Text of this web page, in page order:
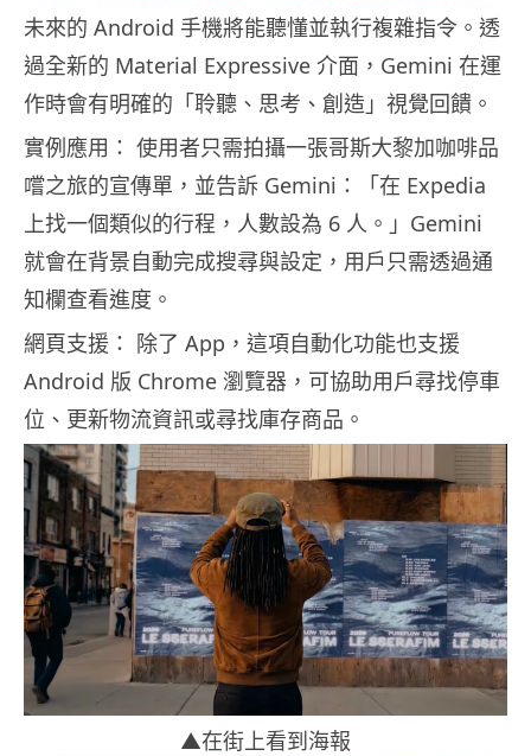
未來的 Android 手機將能聽懂並執行複雜指令。透
過全新的 Material Expressive 介面，Gemini 在運
作時會有明確的「聆聽、思考、創造」視覺回饋。
實例應用： 使用者只需拍攝一張哥斯大黎加咖啡品
嚐之旅的宣傳單，並告訴 Gemini：「在 Expedia
上找一個類似的行程，人數設為 6 人。」Gemini
就會在背景自動完成搜尋與設定，用戶只需透過通
知欄查看進度。
網頁支援： 除了 App，這項自動化功能也支援
Android 版 Chrome 瀏覽器，可協助用戶尋找停車
位、更新物流資訊或尋找庫存商品。
▲在街上看到海報